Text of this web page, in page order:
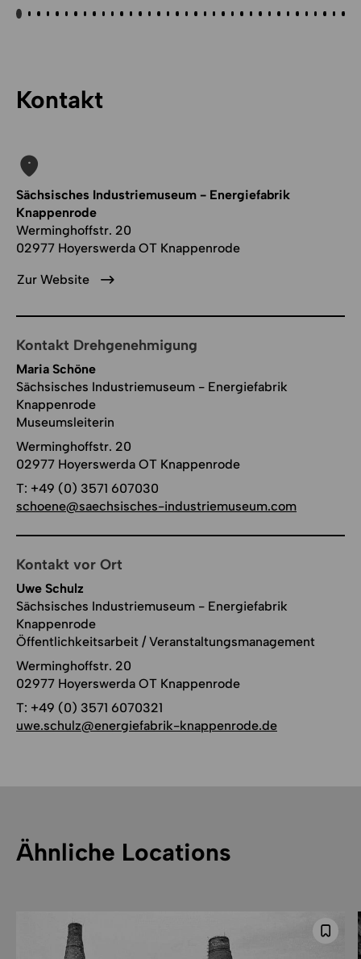
Kontakt
Sächsisches Industriemuseum - Energiefabrik
Knappenrode
Werminghoffstr. 20
02977 Hoyerswerda OT Knappenrode
Zur Website
Kontakt Drehgenehmigung
Maria Schöne
Sächsisches Industriemuseum - Energiefabrik
Knappenrode
Museumsleiterin
Werminghoffstr. 20
02977 Hoyerswerda OT Knappenrode
T: +49 (0) 3571 607030
schoene@saechsisches-industriemuseum.com
Kontakt vor Ort
Uwe Schulz
Sächsisches Industriemuseum - Energiefabrik
Knappenrode
Öffentlichkeitsarbeit / Veranstaltungsmanagement
Werminghoffstr. 20
02977 Hoyerswerda OT Knappenrode
T: +49 (0) 3571 6070321
uwe.schulz@energiefabrik-knappenrode.de
Ähnliche Locations